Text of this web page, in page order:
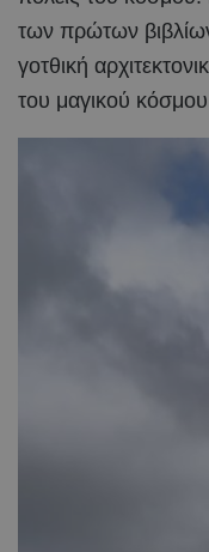
των πρώτων
γοτθική
του μαγικού